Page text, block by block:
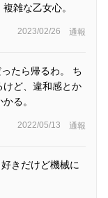
雑な乙女心。
2023/02/26 通報
たら帰るわ。 ち
けど、違和感とか
る。
2022/05/13 通報
きだけど機械に